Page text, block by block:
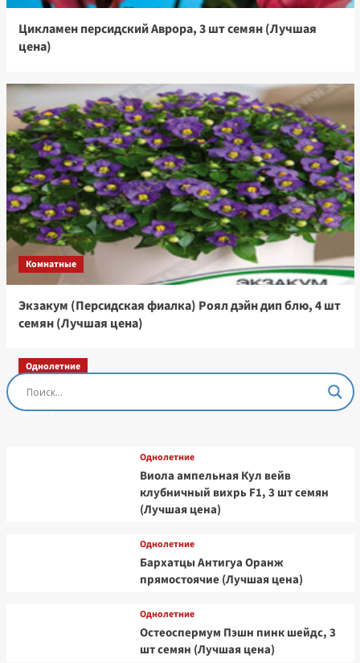
Цикламен персидский Аврора, 3 шт семян (Лучшая
цена)
Комнатные
Экзакум (Персидская фиалка) Роял дэйн дип блю, 4 шт
семян (Лучшая цена)
Однолетние
Остеоспермум Пэшн Роуз, 3 шт семян (Лучшая
цена)
Однолетние
Виола ампельная Кул вейв
клубничный вихрь F1, 3 шт семян
(Лучшая цена)
Однолетние
Бархатцы Антигуа Оранж
прямостоячие (Лучшая цена)
Однолетние
Остеоспермум Пэшн пинк шейдс, 3
шт семян (Лучшая цена)